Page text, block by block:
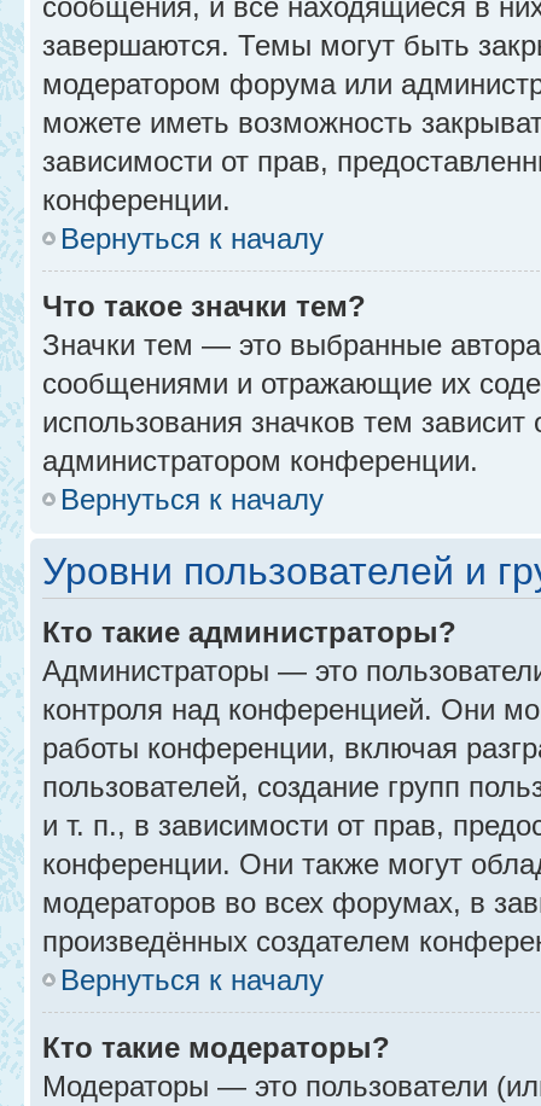
завершаются. Темы могут быть
модератором форума или
можете иметь возможность
зависимости от прав,
конференции.
Вернуться к началу
Что такое значки тем?
Значки тем — это выбранные
сообщениями и отражающие их
использования значков тем
администратором конференции.
Вернуться к началу
Уровни пользователей и
Кто такие администраторы?
Администраторы — это
контроля над конференцией. Они
работы конференции, включая
пользователей, создание групп
и т. п., в зависимости от прав,
конференции. Они также могут
модераторов во всех форумах, в
произведённых создателем
Вернуться к началу
Кто такие модераторы?
Модераторы — это пользователи